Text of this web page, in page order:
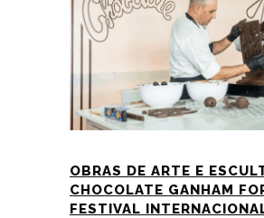
OBRAS DE ARTE E
CHOCOLATE GANHAM
FESTIVAL